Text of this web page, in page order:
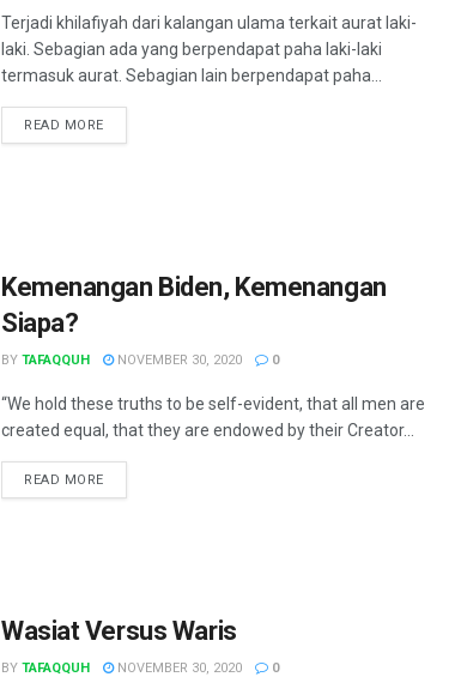
Terjadi khilafiyah dari kalangan ulama terkait aurat laki-
laki. Sebagian ada yang berpendapat paha laki-laki
termasuk aurat. Sebagian lain berpendapat paha...
READ MORE
Kemenangan Biden, Kemenangan
Siapa?
BY TAFAQQUH NOVEMBER 30, 2020 0
“We hold these truths to be self-evident, that all men are
created equal, that they are endowed by their Creator...
READ MORE
Wasiat Versus Waris
BY TAFAQQUH NOVEMBER 30, 2020 0